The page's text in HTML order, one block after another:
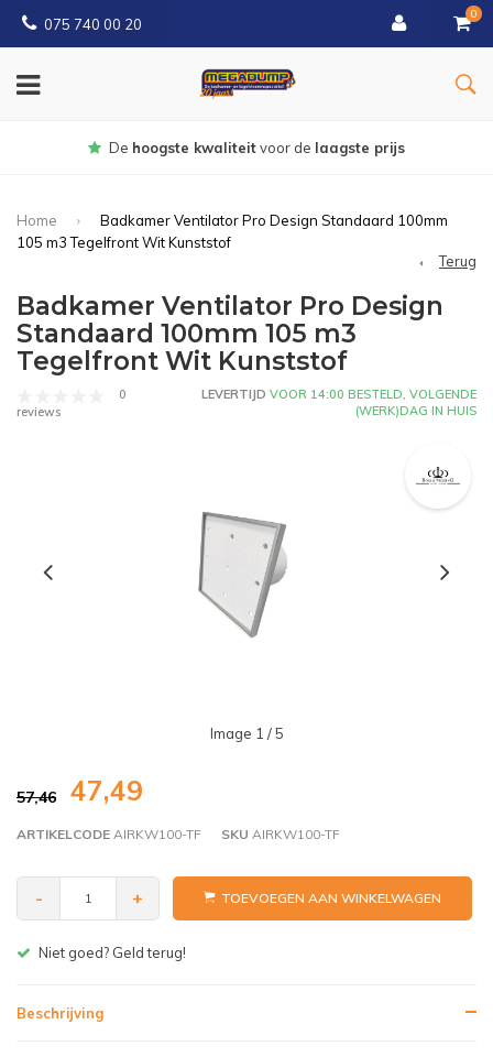
075 740 00 20
0
Gratisbezorgd vanaf € 150
Home
Badkamer Ventilator Pro Design Standaard 100mm
105 m3 Tegelfront Wit Kunststof
Terug
Badkamer Ventilator Pro Design
Standaard 100mm 105 m3
Tegelfront Wit Kunststof
0
reviews
LEVERTIJD VOOR 14:00 BESTELD, VOLGENDE
(WERK)DAG IN HUIS
Image 1 / 5
57,46 47,49
ARTIKELCODE AIRKW100-TF SKU AIRKW100-TF
- + TOEVOEGEN AAN WINKELWAGEN
Gratis bezorgen v.a. € 150,- (NL)
Beschrijving